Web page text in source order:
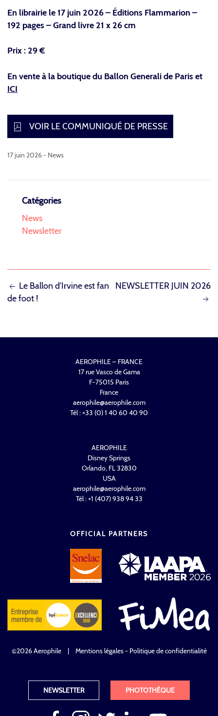
En librairie le 17 juin 2026 – Éditions Flammarion –
192 pages – Grand livre 21 x 26 cm
Prix : 29 €
En vente à la boutique du Ballon Generali de Paris et
ICI
VOIR LE COMMUNIQUÉ DE PRESSE
17 juin 2026 - News
Catégories
News
Newsletter
NAVIGATION
DE
Le Ballon d’Irvine est fan
de foot !
NEWSLETTER JUIN 2026
AEROPHILE – FRANCE
17 rue Vasco de Gama
F-75015 Paris
France
aerophile@aerophile.com
Tél : +33 (0) 1 40 60 40 90
AEROPHILE
Disney Springs
Orlando, FL 32830
USA
aerophile@aerophile.com
Tél : +1 (407) 938 94 33
OFFICIAL PARTNERS
©2026 Aerophile Mentions légales - Politique de confidentialité
NEWSLETTER PHOTOTHÈQUE